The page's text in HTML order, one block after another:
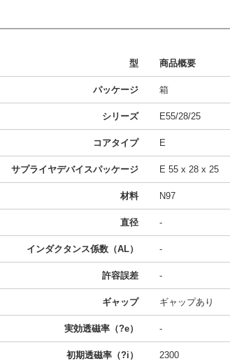
型 商品概要
パッケージ 箱
シリーズ E55/28/25
コアタイプ E
サプライヤデバイスパッケージ E 55 x 28 x 25
材料 N97
直径 -
インダクタンス係数（AL） -
許容誤差 -
ギャップ ギャップあり
実効透磁率（?e） -
初期透磁率（?i） 2300